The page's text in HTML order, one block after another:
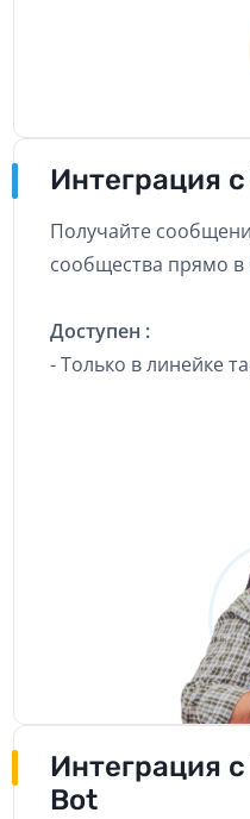
Интеграция с
Получайте
сообщества прямо в
Доступен :
- Только в линейке
Интеграция
Bot